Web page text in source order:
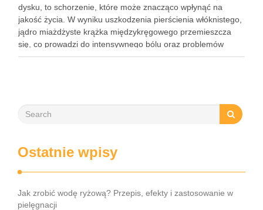
dysku, to schorzenie, które może znacząco wpłynąć na
jakość życia. W wyniku uszkodzenia pierścienia włóknistego,
jądro miażdżyste krążka międzykręgowego przemieszcza
się, co prowadzi do intensywnego bólu oraz problemów
neurologicznych. Częstość występowania tego schorzenia
Ostatnie wpisy
Jak zrobić wodę ryżową? Przepis, efekty i zastosowanie w
pielęgnacji